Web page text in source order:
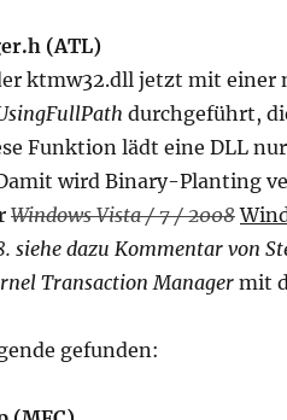
(ATL)
ktmw32.dll jetzt mit einer
durchgeführt,
Funktion lädt eine DLL
wird Binary-Planting
Windows Vista / 7 / 2008
siehe dazu Kommentar von
Transaction Manager mit
gefunden: